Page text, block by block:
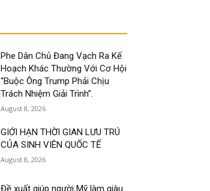
Phe Dân Chủ Đang Vạch Ra Kế
Hoạch Khác Thường Với Cơ Hội
“Buộc Ông Trump Phải Chịu
Trách Nhiệm Giải Trình”.
August 8, 2026
GIỚI HẠN THỜI GIAN LƯU TRÚ
CỦA SINH VIÊN QUỐC TẾ
August 8, 2026
Đề xuất giúp người Mỹ làm giàu